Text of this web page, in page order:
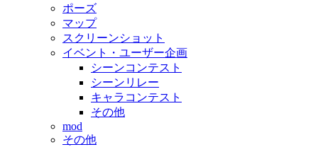
ポーズ
マップ
スクリーンショット
イベント・ユーザー企画
シーンコンテスト
シーンリレー
キャラコンテスト
その他
mod
その他